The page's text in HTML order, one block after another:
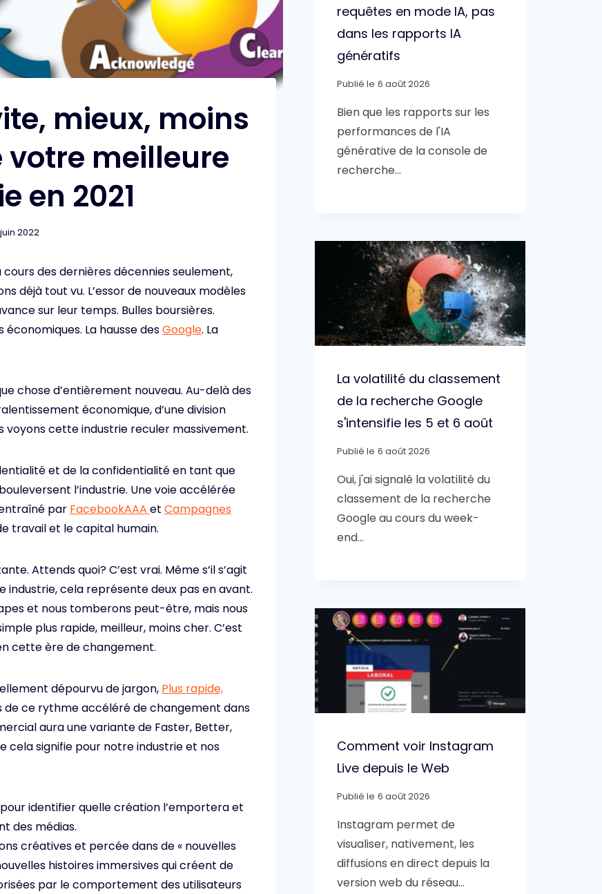
mieux, moins
meilleure
en 2021
2022
des dernières décennies seulement,
déjà tout vu. L’essor de nouveaux modèles
sur leur temps. Bulles boursières.
La hausse desGoogle. La
chose d’entièrement nouveau. Au-delà des
économique, d’une division
voyons cette industrie reculer massivement.
et de la confidentialité en tant que
l’industrie. Une voie accélérée
par FacebookAAA et Campagnes
travail et le capital humain.
Attends quoi? C’est vrai. Même s’il s’agit
industrie, cela représente deux pas en avant.
et nous tomberons peut-être, mais nous
plus rapide, meilleur, moins cher. C’est
cette ère de changement.
dépourvu de jargon, Plus rapide,
de ce rythme accéléré de changement dans
aura une variante de Faster, Better,
cela signifie pour notre industrie et nos
identifier quelle création l’emportera et
des médias.
créatives et percée dans de « nouvelles
histoires immersives qui créent de
par le comportement des utilisateurs
requêtes en mode IA, pas
dans les rapports IA
génératifs
Publié le 6 août 2026
Bien que les rapports sur les
performances de l'IA
générative de la console de
recherche…
La volatilité du classement
de la recherche Google
s'intensifie les 5 et 6 août
Publié le 6 août 2026
Oui, j'ai signalé la volatilité du
classement de la recherche
Google au cours du week-
end…
Comment voir Instagram
Live depuis le Web
Publié le 6 août 2026
Instagram permet de
visualiser, nativement, les
diffusions en direct depuis la
version web du réseau…